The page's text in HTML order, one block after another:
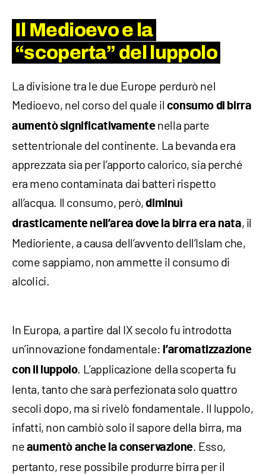
Il Medioevo e la
“scoperta” del luppolo
La divisione tra le due Europe perdurò nel
Medioevo, nel corso del quale il consumo di birra
aumentò significativamente nella parte
settentrionale del continente. La bevanda era
apprezzata sia per l’apporto calorico, sia perché
era meno contaminata dai batteri rispetto
all’acqua. Il consumo, però,diminuì
drasticamente nell’area dove la birra era nata, il
Medioriente, a causa dell’avvento dell’Islam che,
come sappiamo, non ammette il consumo di
alcolici.
In Europa, a partire dal IX secolo fu introdotta
un’innovazione fondamentale: l’aromatizzazione
con il luppolo. L’applicazione della scoperta fu
lenta, tanto che sarà perfezionata solo quattro
secoli dopo, ma si rivelò fondamentale. Il luppolo,
infatti, non cambiò solo il sapore della birra, ma
ne aumentò anche la conservazione. Esso,
pertanto, rese possibile produrre birra per il